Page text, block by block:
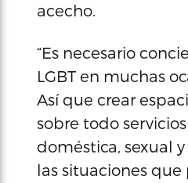
acecho.
“Es necesario
LGBT en muchas
Así que crear
sobre todo
doméstica, sexual
las situaciones que